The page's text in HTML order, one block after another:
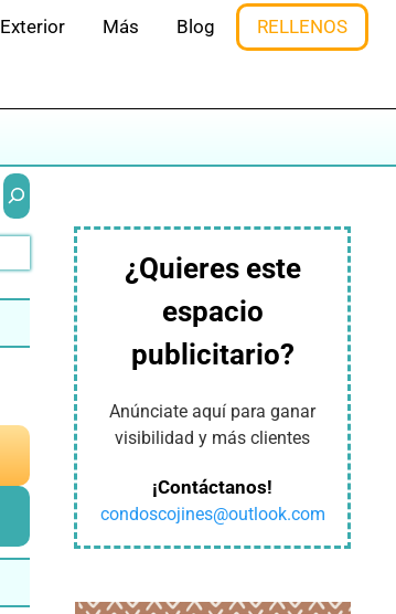
Exterior Más Blog RELLENOS
Buscar
¿Quieres este
espacio
publicitario?
Anúnciate aquí para ganar
visibilidad y más clientes
¡Contáctanos!
condoscojines@outlook.com